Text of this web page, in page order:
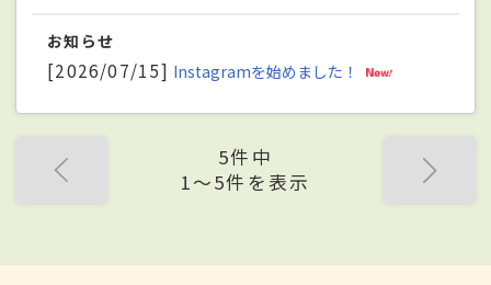
お知らせ
[2026/07/15] Instagramを始めました！
5件中
1〜5件を表示